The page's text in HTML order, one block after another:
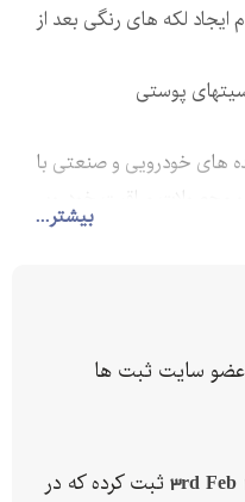
بیشتر...
ایجاد لکه های رنگی بعد از
پوستی
های خودرویی و صنعتی با
عضو سایت ثبت ها
3rd Feb ثبت کرده که در